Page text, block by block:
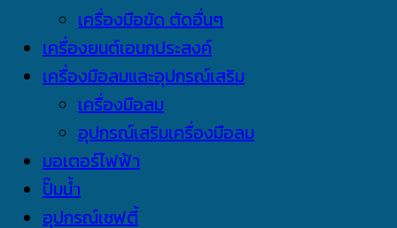
เครื่องมือขัด ตัดอื่นๆ
เครื่องยนต์เอนกประสงค์
เครื่องมือลมและอุปกรณ์เสริม
เครื่องมือลม
อุปกรณ์เสริมเครื่องมือลม
มอเตอร์ไฟฟ้า
ปั๊มน้ำ
อุปกรณ์เซฟตี้